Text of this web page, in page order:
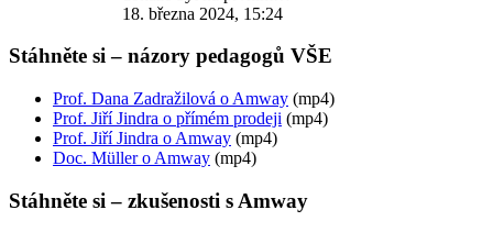
18. března 2024, 15:24
Stáhněte si – názory pedagogů VŠE
Prof. Dana Zadražilová o Amway (mp4)
Prof. Jiří Jindra o přímém prodeji (mp4)
Prof. Jiří Jindra o Amway (mp4)
Doc. Müller o Amway (mp4)
Stáhněte si – zkušenosti s Amway